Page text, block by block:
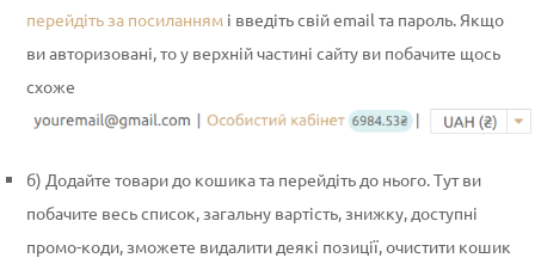
перейдіть за посиланням і введіть свій email та пароль. Якщо
ви авторизовані, то у верхній частині сайту ви побачите щось
схоже
б) Додайте товари до кошика та перейдіть до нього. Тут ви
побачите весь список, загальну вартість, знижку, доступні
промо-коди, зможете видалити деякі позиції, очистити кошик